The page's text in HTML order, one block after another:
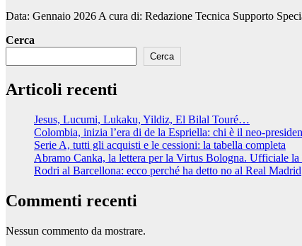
Data: Gennaio 2026 A cura di: Redazione Tecnica Supporto
Cerca
Cerca
Articoli recenti
Jesus, Lucumi, Lukaku, Yildiz, El Bilal Touré…
Colombia, inizia l’era di de la Espriella: chi è il neo-
Serie A, tutti gli acquisti e le cessioni: la tabella completa
Abramo Canka, la lettera per la Virtus Bologna. Ufficiale la
Rodri al Barcellona: ecco perché ha detto no al Real Madrid
Commenti recenti
Nessun commento da mostrare.